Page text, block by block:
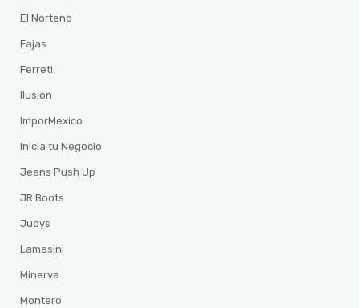
El Norteno
Fajas
Ferreti
Ilusion
ImporMexico
Inicia tu Negocio
Jeans Push Up
JR Boots
Judys
Lamasini
Minerva
Montero